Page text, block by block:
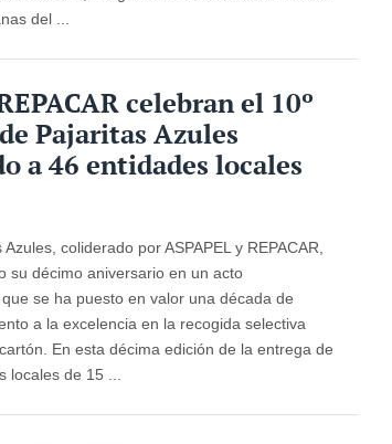
del ...
celebran el 10º
Pajaritas Azules
a 46 entidades locales
coliderado por ASPAPEL y REPACAR,
su décimo aniversario en un acto
se ha puesto en valor una década de
a la excelencia en la recogida selectiva
En esta décima edición de la entrega de
locales de 15 ...